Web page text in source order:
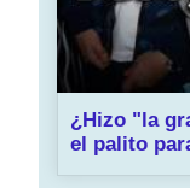
¿Hizo "la
el palito